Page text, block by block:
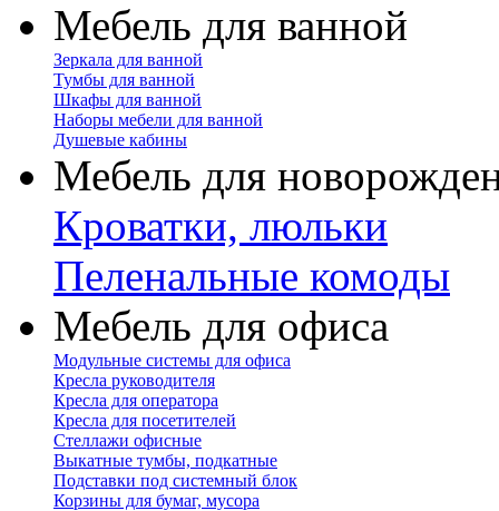
Мебель для ванной
Зеркала для ванной
Тумбы для ванной
Шкафы для ванной
Наборы мебели для ванной
Душевые кабины
Мебель для
Кроватки, люльки
Пеленальные комоды
Мебель для офиса
Модульные системы для офиса
Кресла руководителя
Кресла для оператора
Кресла для посетителей
Стеллажи офисные
Выкатные тумбы, подкатные
Подставки под системный блок
Корзины для бумаг, мусора